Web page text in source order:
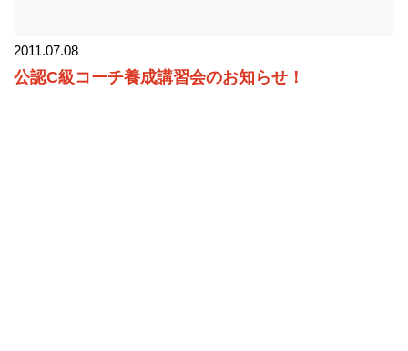
2011.07.08
公認C級コーチ養成講習会のお知らせ！